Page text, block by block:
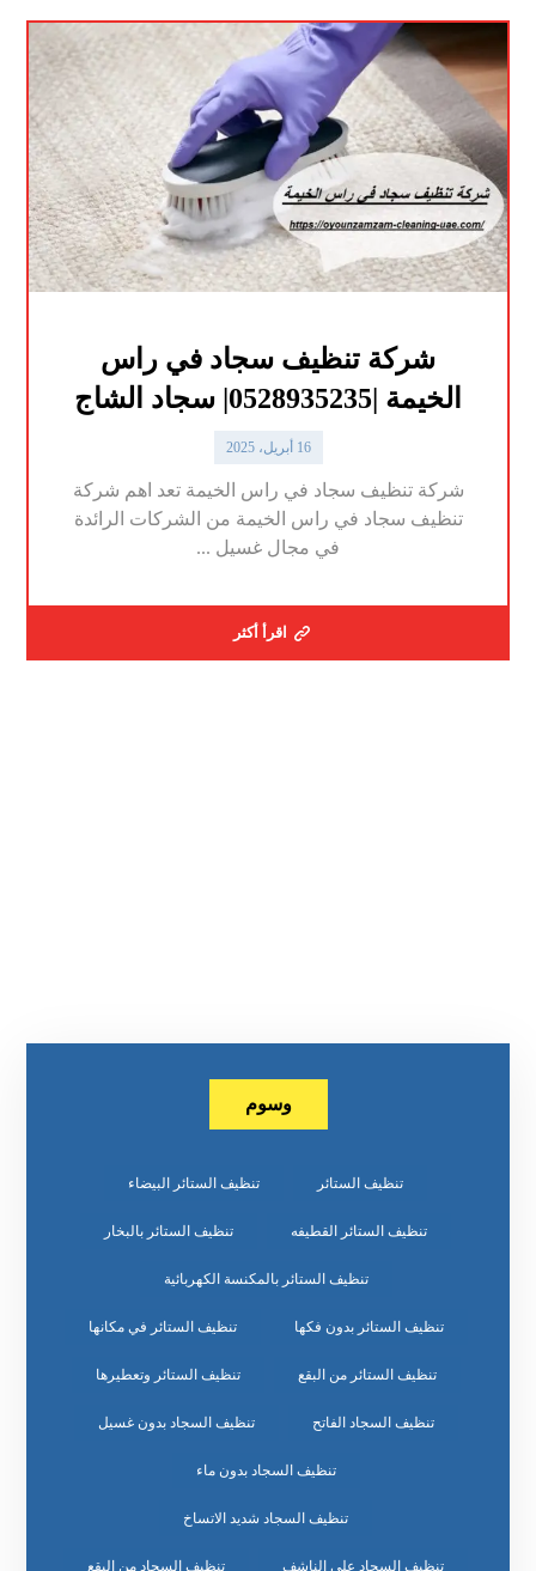
شركة تنظيف سجاد في راس
الخيمة |0528935235| سجاد الشاج
16 أبريل، 2025
شركة تنظيف سجاد في راس الخيمة تعد اهم شركة
تنظيف سجاد في راس الخيمة من الشركات الرائدة
في مجال غسيل ...
اقرأ أكثر
وسوم
تنظيف الستائر تنظيف الستائر البيضاء
تنظيف الستائر القطيفه تنظيف الستائر بالبخار
تنظيف الستائر بالمكنسة الكهربائية
تنظيف الستائر بدون فكها تنظيف الستائر في مكانها
تنظيف الستائر من البقع تنظيف الستائر وتعطيرها
تنظيف السجاد الفاتح تنظيف السجاد بدون غسيل
تنظيف السجاد بدون ماء
تنظيف السجاد شديد الاتساخ
تنظيف السجاد على الناشف تنظيف السجاد من البقع